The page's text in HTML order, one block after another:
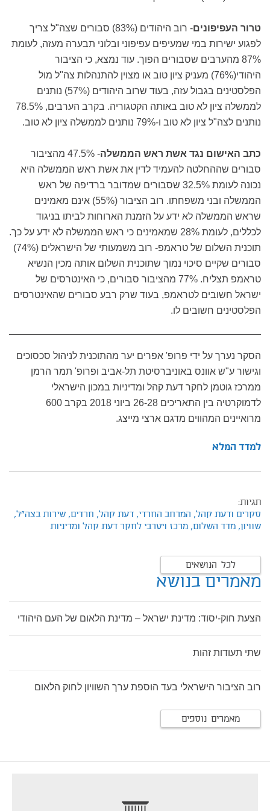
טרור העפיפונים
- רוב היהודים (83%) סבורים שצה"ל צריך
לפגוע ישירות במי שמעיפים עפיפוני ובלוני תבערה מעזה, לעומת
87% מהערבים שסבורים הפוך. עוד נמצא, כי הציבור
היהודי(76%) מעניק ציון טוב או מצוין להתנהלות צה"ל מול
הפלסטינים בגבול עזה, בעוד שרוב היהודים (57%) נותנים
לממשלה ציון לא טוב באותה הקטגוריה. בקרב הערבים, 78.5%
נותנים לצה"ל ציון לא טוב ו-79% נותנים לממשלה ציון לא טוב.
כתב האישום נגד אשת ראש הממשלה
- 47.5% מהציבור
סבורים שההחלטה להעמיד לדין את אשת ראש הממשלה היא
נכונה לעומת 32.5% שסבורים שמדובר ברדיפה של ראש
הממשלה ובני משפחתו. רוב הציבור (55%) אינם מאמינים
שראש הממשלה לא ידע על הזמנת הארוחות לביתו בניגוד
לכללים, לעומת 28% שמאמינים כי ראש הממשלה לא ידע על כך.
תוכנית השלום של טראמפ- רוב משמעותי של הישראלים (74%)
סבורים שקיים סיכוי נמוך שתוכנית השלום אותה מכין הנשיא
טראמפ תצליח. 77% מהציבור סבורים, כי האינטרסים של
ישראל חשובים לטראמפ, בעוד שרק רבע סבורים שהאינטרסים
הפלסטינים חשובים לו.
הסקר נערך על ידי פרופ' אפרים יער מהתוכנית לניהול סכסוכים
וגישור ע"ש אוונס באוניברסיטת תל-אביב ופרופ' תמר הרמן
ממרכז גוטמן לחקר דעת קהל ומדיניות במכון הישראלי
לדמוקרטיה בין התאריכים 26-28 ביוני 2018 בקרב 600
מרואיינים המהווים מדגם ארצי מייצג.
למדד המלא
תגיות:
סקרים ודעת קהל, המרחב החרדי, דעת קהל, חרדים, שירות בצה"ל,
שוויון, מדד השלום, מרכז ויטרבי לחקר דעת קהל ומדיניות
לכל הנושאים
מאמרים בנושא
הצעת חוק-יסוד: מדינת ישראל – מדינת הלאום של העם היהודי
שתי תעודות זהות
רוב הציבור הישראלי בעד הוספת ערך השוויון לחוק הלאום
מאמרים נוספים